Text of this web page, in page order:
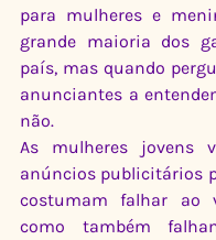
para mulheres e
grande maioria dos
país, mas quando
anunciantes a
não.
As mulheres jovens
anúncios publicitários
costumam falhar ao
como também